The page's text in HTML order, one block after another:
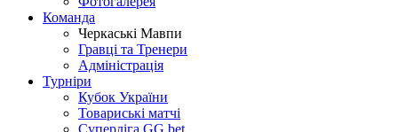
Команда
Черкаські Мавпи
Гравці та Тренери
Адміністрація
Турніри
Кубок України
Товариські матчі
Суперліга GG.bet